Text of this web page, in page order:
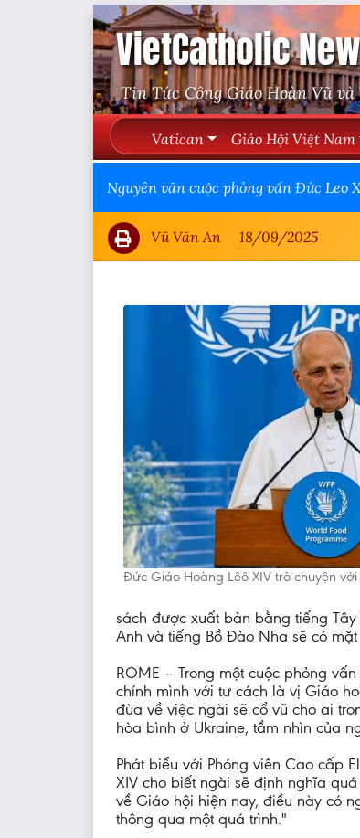
VietCatholic
Tin Tức Công Giáo Hoàn Vũ
Vatican Giáo Hội Việt Nam
Nguyên văn cuộc phỏng vấn Đức Leo
Vũ Văn An 18/09/2025
Đức Giáo Hoàng Lêô XIV trò chuyện
sách được xuất bản bằng tiếng
Anh và tiếng Bồ Đào Nha sẽ có
ROME – Trong một cuộc phỏng
chính mình với tư cách là vị Giáo
đùa về việc ngài sẽ cổ vũ cho ai
hòa bình ở Ukraine, tầm nhìn của
Phát biểu với Phóng viên Cao cấp
XIV cho biết ngài sẽ định nghĩa
về Giáo hội hiện nay, điều này có
thông qua một quá trình."